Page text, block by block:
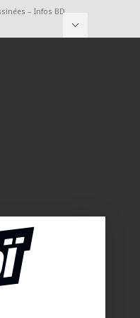
– Infos BD,